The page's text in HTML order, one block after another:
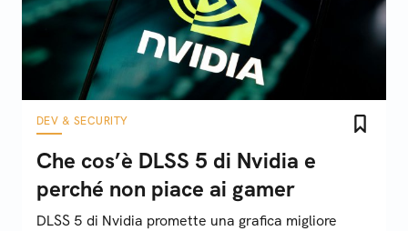
DEV & SECURITY
Che cos’è DLSS 5 di Nvidia e
perché non piace ai gamer
DLSS 5 di Nvidia promette una grafica migliore